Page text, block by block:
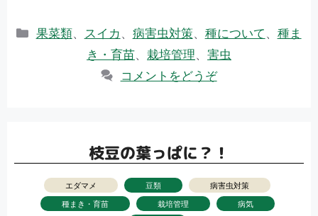
e
b
o
itt
er
カ
果菜類、 スイカ、 病害虫対策、 種について、 種ま
き・育苗、 栽培管理、 害虫
コメントをどうぞ
枝豆の葉っぱに？！
エダマメ 豆類
病害虫対策
種まき・育苗
栽培管理
病気